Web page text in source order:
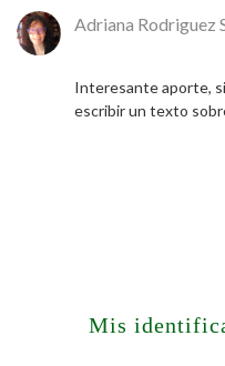
Adriana Rodriguez
Interesante aporte,
escribir un texto
Mis